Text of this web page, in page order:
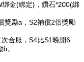
金(綁定)，鑽石*200(綁
獎勵a，S2補償2倍獎勵
合服，S4比S1晚開6
。